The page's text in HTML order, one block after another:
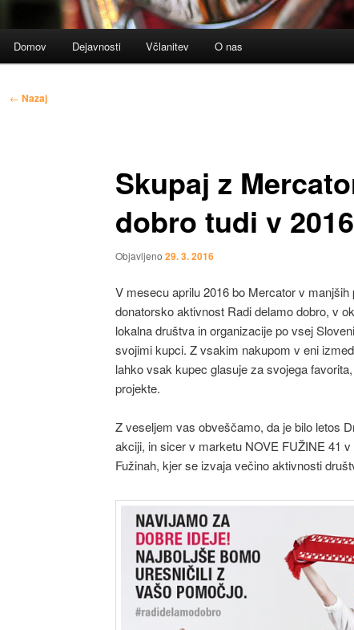
Domov Dejavnosti Včlanitev O nas
Krmarjenje
← Nazaj
Skupaj z
dobro tudi v 2016
Objavljeno 29. 3. 2016
V mesecu aprilu 2016 bo Mercator v
donatorsko aktivnost Radi delamo dobro, v
lokalna društva in organizacije po vsej
svojimi kupci. Z vsakim nakupom v eni
lahko vsak kupec glasuje za svojega
projekte.
Z veseljem vas obveščamo, da je bilo letos
akciji, in sicer v marketu NOVE FUŽINE 41
Fužinah, kjer se izvaja večino aktivnosti